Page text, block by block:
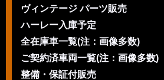
ヴィンテージ パーツ販売
ハーレー入庫予定
全在庫車一覧(注：画像多数)
ご契約済車両一覧(注：画像多数)
整備・保証付販売